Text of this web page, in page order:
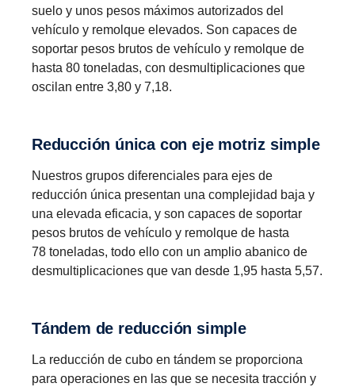
versiones de sobremarcha ofrecen una mayor
capacidad de par, además de la sobremarcha para
revoluciones económicas bajas y de velocidad de
crucero. Scania Opticruise y Scania Retarder, así
como una gran variedad de tomas de fuerza, se
suelo y unos pesos máximos autorizados del
vehículo y remolque elevados. Son capaces de
soportar pesos brutos de vehículo y remolque de
hasta 80 toneladas, con desmultiplicaciones que
oscilan entre 3,80 y 7,18.
Reduc­ción única con eje motriz simple
Nuestros grupos diferenciales para ejes de
reducción única presentan una complejidad baja y
una elevada eficacia, y son capaces de soportar
pesos brutos de vehículo y remolque de hasta
78 toneladas, todo ello con un amplio abanico de
desmultiplicaciones que van desde 1,95 hasta 5,57.
Tándem de reduc­ción simple
La reducción de cubo en tándem se proporciona
para operaciones en las que se necesita tracción y